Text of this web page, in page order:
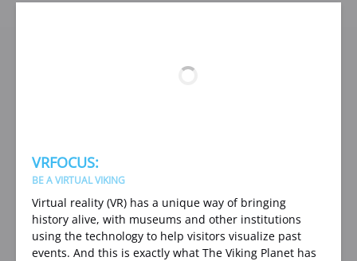
VRFOCUS:
BE A VIRTUAL VIKING
Virtual reality (VR) has a unique way of bringing
history alive, with museums and other institutions
using the technology to help visitors visualize past
events. And this is exactly what The Viking Planet has